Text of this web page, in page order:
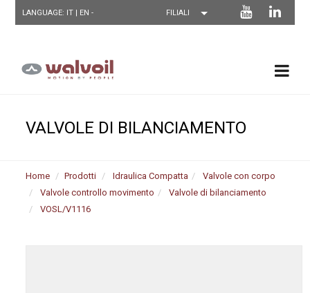
LANGUAGE: IT | EN-
VALVOLE DI BILANCIAMENTO
Home Prodotti Idraulica Compatta
Valvole con corpo
Valvole controllo movimento
Valvole di bilanciamento
VOSL/V1116